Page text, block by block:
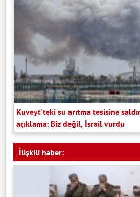
Kuveyt'teki su arıtma tesisine
açıklama: Biz değil, İsrail vurdu
İlişkili haber: